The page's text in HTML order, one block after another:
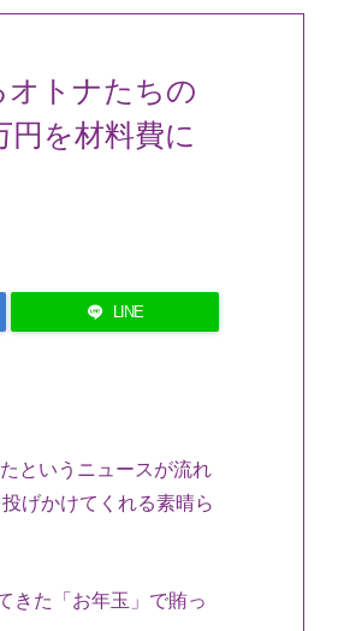
オトナたちの
を材料費に
LINE
というニュースが流れ
げかけてくれる素晴ら
きた「お年玉」で賄っ